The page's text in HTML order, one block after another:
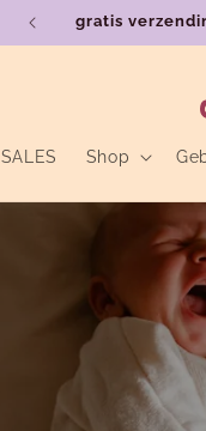
gratis
SALES Shop